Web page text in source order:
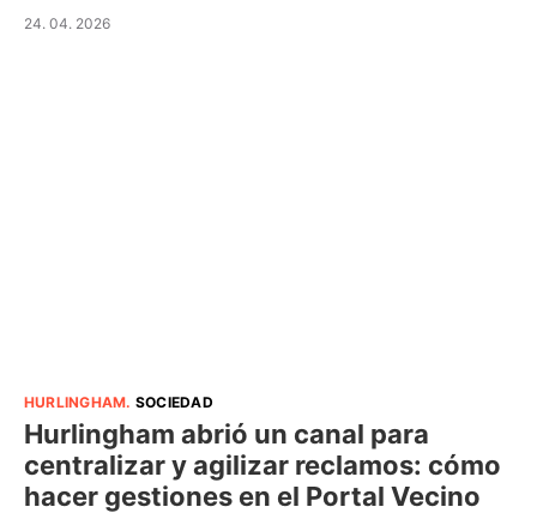
24. 04. 2026
HURLINGHAM. SOCIEDAD
Hurlingham abrió un canal para
centralizar y agilizar reclamos: cómo
hacer gestiones en el Portal Vecino